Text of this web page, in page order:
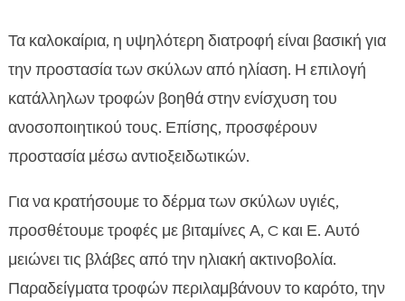
Τα καλοκαίρια, η υψηλότερη διατροφή είναι βασική για
την προστασία των σκύλων από ηλίαση. Η επιλογή
κατάλληλων τροφών βοηθά στην ενίσχυση του
ανοσοποιητικού τους. Επίσης, προσφέρουν
προστασία μέσω αντιοξειδωτικών.
Για να κρατήσουμε το δέρμα των σκύλων υγιές,
προσθέτουμε τροφές με βιταμίνες Α, C και Ε. Αυτό
μειώνει τις βλάβες από την ηλιακή ακτινοβολία.
Παραδείγματα τροφών περιλαμβάνουν το καρότο, την